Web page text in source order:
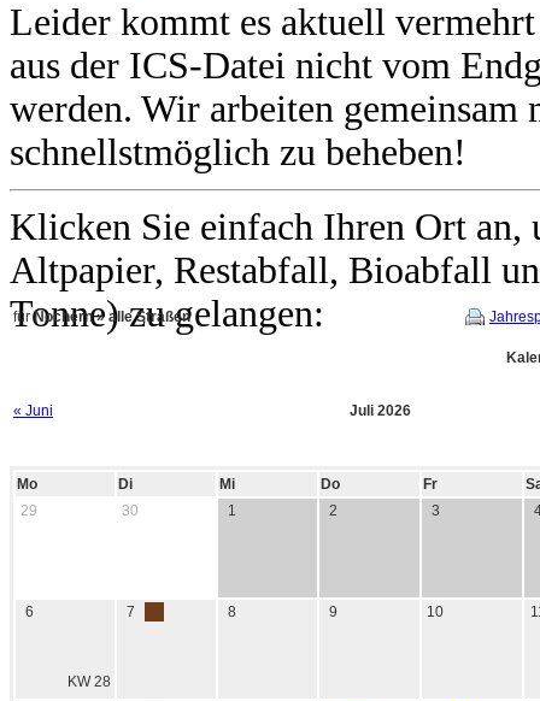
Leider kommt es aktuell
aus der ICS-Datei nicht vom
werden. Wir arbeiten gemeinsam
schnellstmöglich zu beheben!
Klicken Sie einfach Ihren Ort an,
Altpapier, Restabfall, Bioabfall
Tonne) zu gelangen:
fürNochern » alle Straßen
« Juni Juli 2026
Mo Di Mi Do Fr
29
30 1 2 3
6
KW 28
7 8 9 10